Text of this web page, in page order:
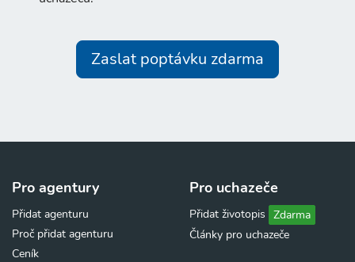
Zaslat poptávku zdarma
Pro agentury
Přidat agenturu
Proč přidat agenturu
Ceník
Pro uchazeče
Přidat životopis Zdarma
Články pro uchazeče